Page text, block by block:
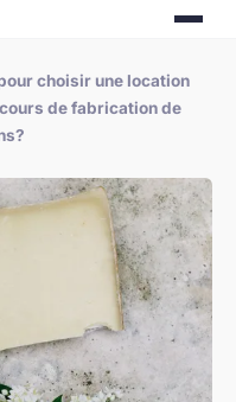
choisir une location
de fabrication de